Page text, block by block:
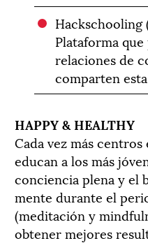
Hackschooling
Plataforma
relaciones de
comparten
HAPPY & HEALTHY
Cada vez más
educan a los más
conciencia plena y el
mente durante el
(meditación y
obtener mejores